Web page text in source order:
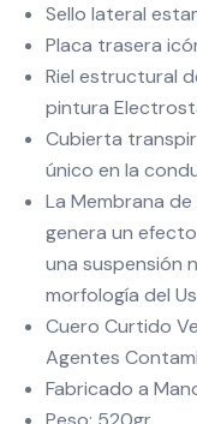
Sello lateral
Placa trasera
Riel estructural
pintura
Cubierta
único en la
La Membrana
genera un
una suspensión
morfología del
Cuero Curtido
Agentes
Fabricado a